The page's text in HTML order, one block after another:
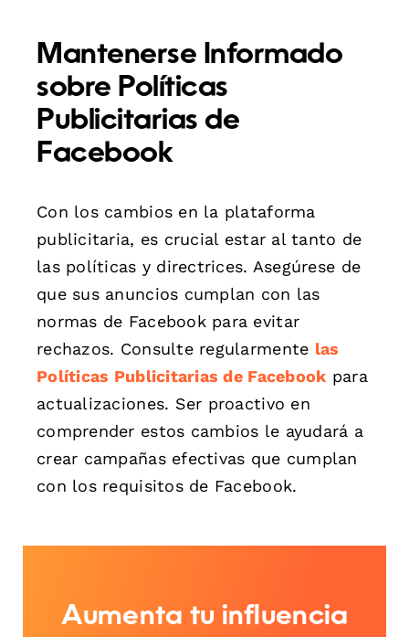
Mantenerse Informado
sobre Políticas
Publicitarias de
Facebook
Con los cambios en la plataforma
publicitaria, es crucial estar al tanto de
las políticas y directrices. Asegúrese de
que sus anuncios cumplan con las
normas de Facebook para evitar
rechazos. Consulte regularmente las
Políticas Publicitarias de Facebook para
actualizaciones. Ser proactivo en
comprender estos cambios le ayudará a
crear campañas efectivas que cumplan
con los requisitos de Facebook.
Aumenta tu influencia